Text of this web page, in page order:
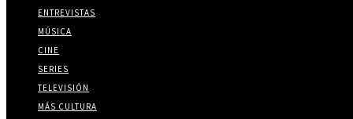
ENTREVISTAS
MÚSICA
CINE
SERIES
TELEVISIÓN
MÁS CULTURA